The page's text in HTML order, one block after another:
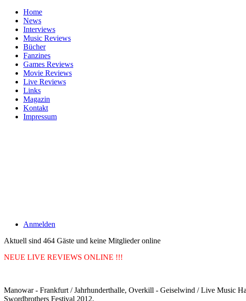
Home
News
Interviews
Music Reviews
Bücher
Fanzines
Games Reviews
Movie Reviews
Live Reviews
Links
Magazin
Kontakt
Impressum
Anmelden
Aktuell sind 464 Gäste und keine Mitglieder online
NEUE LIVE REVIEWS ONLINE !!!
Manowar - Frankfurt / Jahrhunderthalle, Overkill - Geiselwind / Live Music
Swordbrothers Festival 2012.